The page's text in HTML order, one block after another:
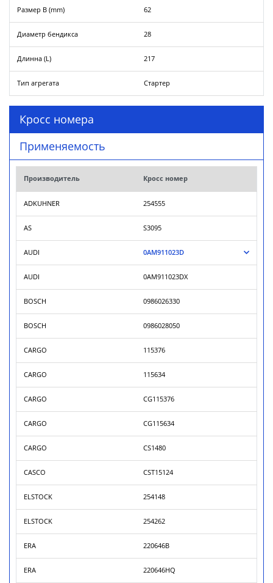
Размер B (mm) 62
Диаметр бендикса 28
Длинна (L) 217
Тип агрегата Стартер
Кросс номера
Применяемость
Производитель Кросс номер
ADKUHNER 254555
AS S3095
AUDI 0AM911023D
AUDI 0AM911023DX
BOSCH 0986026330
BOSCH 0986028050
CARGO 115376
CARGO 115634
CARGO CG115376
CARGO CG115634
CARGO CS1480
CASCO CST15124
ELSTOCK 254148
ELSTOCK 254262
ERA 220646B
ERA 220646HQ